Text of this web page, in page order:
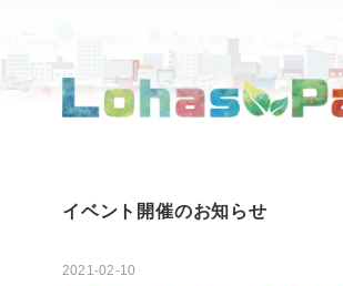
イベント開催のお知らせ
2021-02-10